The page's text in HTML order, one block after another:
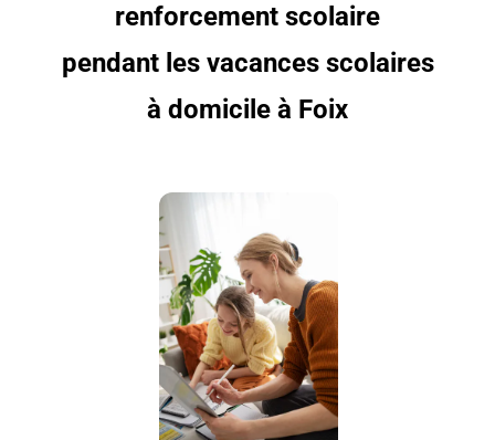
renforcement scolaire
pendant les vacances scolaires
à domicile à Foix